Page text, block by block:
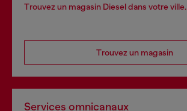
Trouvez un magasin Diesel dans votre ville.
Trouvez un magasin
Services omnicanaux